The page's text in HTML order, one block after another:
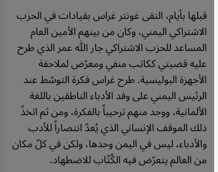
قبلها بأيام، التقى غونتر غراس بقيادات في الحزب
الاشتراكي اليمني، وكان من بينهم الأمين العام
المساعد للحزب الاشتراكي جار الله عمر الذي طرح
عليه قضيتي ككاتب منفي ومعرّض لملاحقة
الأجهزة البوليسية. طرح غراس فكرة التوسّط عند
الرئيس اليمني على وفد الأدباء الناطقين باللغة
الألمانية، ووجد منهم ترحيباً بالفكرة، ومن ثم اتخذّ
ذلك الموقف الإنساني الذي يُعدّ انتصاراً للأدب
والأدباء، ليس في اليمن وحدها، ولكن في كلّ مكان
من العالم يتعرّض فيه الكُتّاب للاضطهاد.